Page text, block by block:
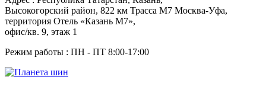
Высокогорский район, 822 км Трасса М7 Москва-Уфа,
территория Отель «Казань М7»,
офис/кв. 9, этаж 1
Режим работы : ПН - ПТ 8:00-17:00